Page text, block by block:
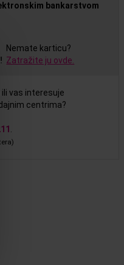
bankarstvom
Nemate karticu?
Zatražite ju ovde.
ili vas interesuje
centrima?